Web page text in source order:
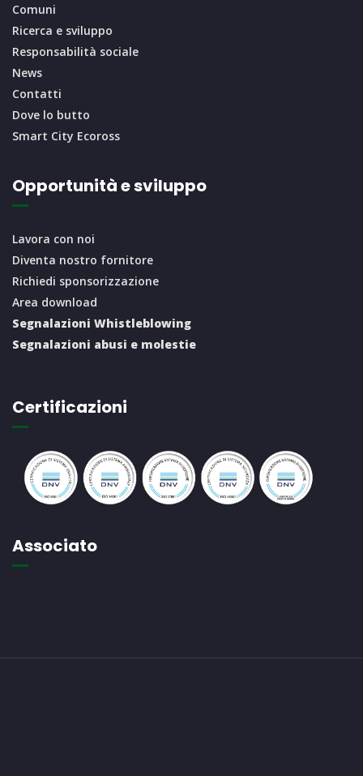
Comuni
Ricerca e sviluppo
Responsabilità sociale
News
Contatti
Dove lo butto
Smart City Ecoross
Opportunità e sviluppo
Lavora con noi
Diventa nostro fornitore
Richiedi sponsorizzazione
Area download
Segnalazioni Whistleblowing
Segnalazioni abusi e molestie
Certificazioni
Associato